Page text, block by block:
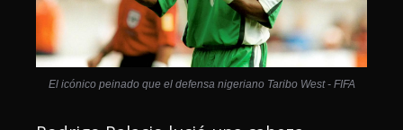
El icónico peinado que el defensa nigeriano Taribo West - FIFA